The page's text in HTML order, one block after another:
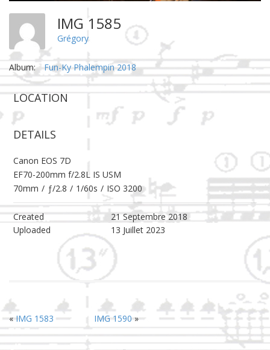
IMG 1585
Grégory
Album: Fun-Ky Phalempin 2018
LOCATION
DETAILS
Canon EOS 7D
EF70-200mm f/2.8L IS USM
70mm / ƒ/2.8 / 1/60s / ISO 3200
Created
21 Septembre 2018
Uploaded
13 Juillet 2023
«IMG 1583 IMG 1590»